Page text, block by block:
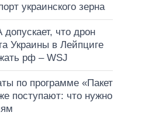
украинского зерна
что дрон
Украины в Лейпциге
рф – WSJ
по программе «Пакет
поступают: что нужно